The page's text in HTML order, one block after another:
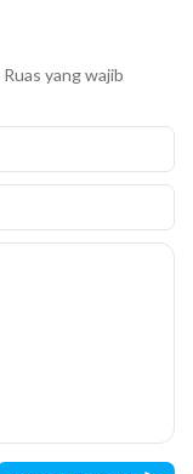
Ruas yang wajib